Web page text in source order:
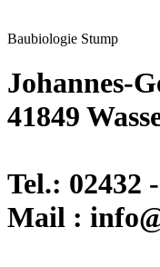
Baubiologie Stump
Johannes-
41849
Tel.: 02432
Mail :